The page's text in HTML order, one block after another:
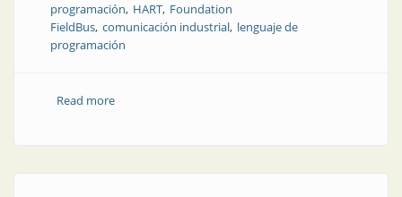
programación HART Foundation
FieldBus comunicación industrial lenguaje de
programación
Read moreabout Una breve historia de la gestión de dispositivos